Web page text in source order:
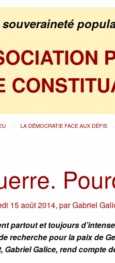
LA DÉMOCRATIE FACE AUX DÉFIS
15 août 2014,parGabriel
partout et toujours
recherche pour la paix de
Galice, rend compte